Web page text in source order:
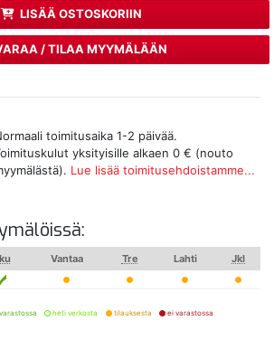
LISÄÄ OSTOSKORIIN
/ TILAA MYYMÄLÄÄN
toimitusaika 1-2 päivää.
yksityisille alkaen 0 € (nouto
Lue lisää toimitusehdoistamme...
Vantaa Tre Lahti Jkl
heti verkosta tilauksesta ei varastossa